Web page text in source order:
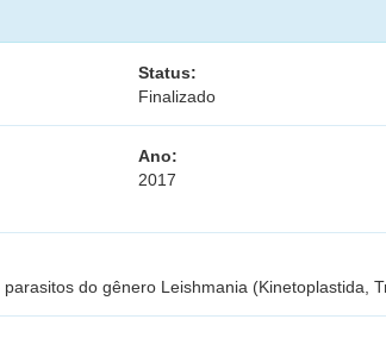
Status:
Finalizado
Ano:
2017
do gênero Leishmania (Kinetoplastida,